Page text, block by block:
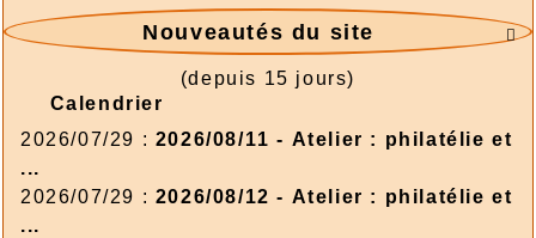

Nouveautés du site
(depuis 15 jours)
Calendrier
2026/07/29 : 2026/08/11 - Atelier : philatélie et
...
2026/07/29 : 2026/08/12 - Atelier : philatélie et
...